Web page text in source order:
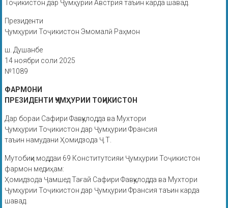
Тоҷикистон дар Ҷумҳурии Австрия таъин карда шавад.
Президенти
Ҷумҳурии Тоҷикистон Эмомалӣ Раҳмон
ш. Душанбе
14 ноябри соли 2025
№1089
ФАРМОНИ
ПРЕЗИДЕНТИ ҶУМҲУРИИ ТОҶИКИСТОН
Дар бораи Сафири Фавқулодда ва Мухтори
Ҷумҳурии Тоҷикистон дар Ҷумҳурии Франсия
таъин намудани Ҳомидзода Ҷ.Т.
Мутобиқи моддаи 69 Конститутсияи Ҷумҳурии Тоҷикистон
фармон медиҳам:
Ҳомидзода Ҷамшед Тағай Сафири Фавқулодда ва Мухтори
Ҷумҳурии Тоҷикистон дар Ҷумҳурии Франсия таъин карда
шавад.